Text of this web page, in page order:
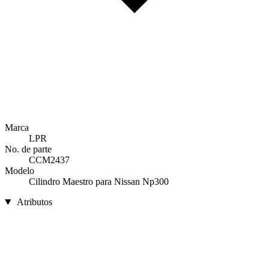
Marca
LPR
No. de parte
CCM2437
Modelo
Cilindro Maestro para Nissan Np300
Atributos